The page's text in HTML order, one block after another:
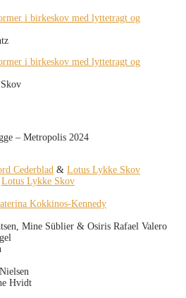
– Metropolis 2024
Cederblad & Lotus Lykke Skov
Lotus Lykke Skov
Kokkinos-Kennedy
Mine Süblier & Osiris Rafael Valero
Hvidt